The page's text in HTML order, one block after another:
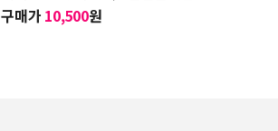
구매가 10,500원